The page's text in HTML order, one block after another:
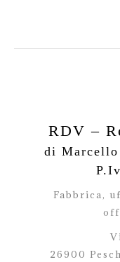
RDV –
di Marcello
Fabbrica,
26900